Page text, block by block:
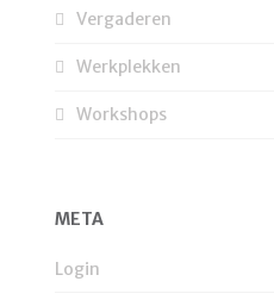
Vergaderen
Werkplekken
Workshops
META
Login